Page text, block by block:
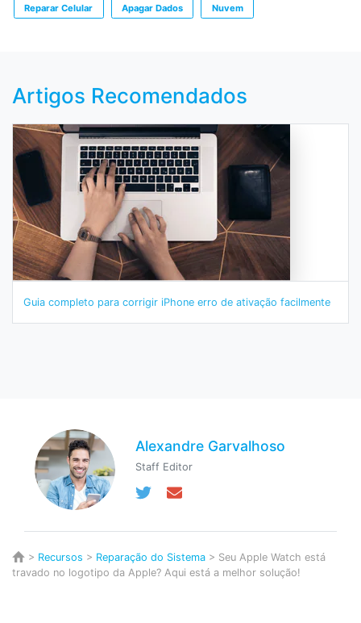
Reparar Celular Apagar Dados Nuvem
Artigos Recomendados
Guia completo para corrigir iPhone erro de ativação facilmente
Alexandre Garvalhoso
Staff Editor
> Recursos > Reparação do Sistema > Seu Apple Watch está
travado no logotipo da Apple? Aqui está a melhor solução!